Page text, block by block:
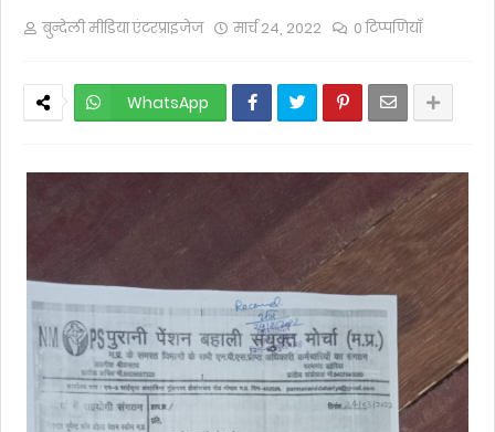
बुन्देली मीडिया एंटरप्राइजेज मार्च 24, 2022 0 टिप्पणियाँ
WhatsApp